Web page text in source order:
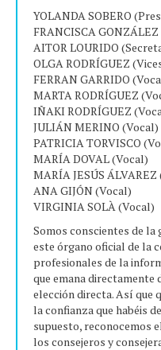
YOLANDA SOBERO
FRANCISCA
AITOR LOURIDO
OLGA RODRÍGUEZ
FERRAN GARRIDO
MARTA RODRÍGUEZ
IÑAKI RODRÍGUEZ
JULIÁN MERINO (Vocal)
PATRICIA TORVISCO
MARÍA DOVAL (Vocal)
MARÍA JESÚS ÁLVAREZ
ANA GIJÓN (Vocal)
VIRGINIA SOLÀ (Vocal)
Somos conscientes de la
este órgano oficial de la
profesionales de la
que emana directamente
elección directa. Así que
la confianza que habéis
supuesto, reconocemos
los consejeros y